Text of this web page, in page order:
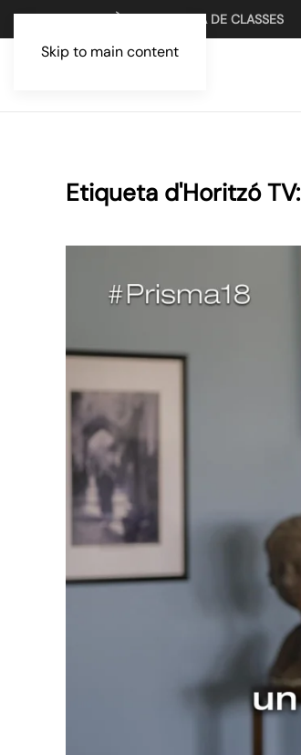
Skip to main content
UN MITJÀ PER LA LLUITA DE CLASSES
Etiqueta d'Horitzó TV: